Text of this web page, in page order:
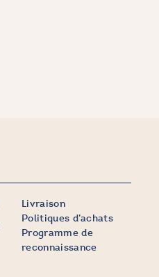
Livraison
Politiques d’achats
Programme de
reconnaissance